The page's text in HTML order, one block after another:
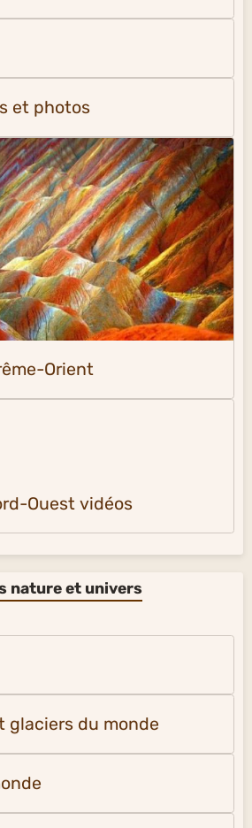
et photos
Orient
Ouest vidéos
nature et univers
glaciers du monde